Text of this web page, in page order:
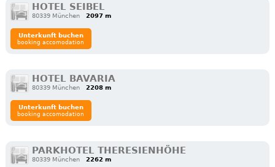
HOTEL SEIBEL
80339 München 2097 m
Unterkunft buchen
booking accomodation
HOTEL BAVARIA
80339 München 2208 m
Unterkunft buchen
booking accomodation
PARKHOTEL THERESIENHÖHE
80339 München 2262 m